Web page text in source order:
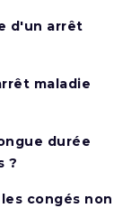
d'un arrêt
maladie
durée
?
congés non